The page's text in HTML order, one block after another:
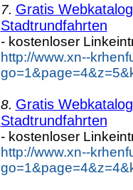
7. Gratis
Stadtrundfahrten
- kostenloser
http://www.xn--
8. Gratis
Stadtrundfahrten
- kostenloser
http://www.xn--